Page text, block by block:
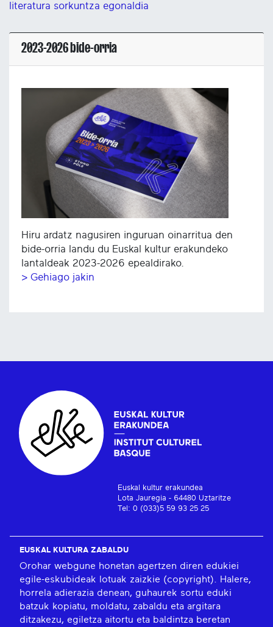
literatura sorkuntza egonaldia
2023-2026 bide-orria
Hiru ardatz nagusiren inguruan oinarritua den
bide-orria landu du Euskal kultur erakundeko
lantaldeak 2023-2026 epealdirako.
> Gehiago jakin
Euskal kultur erakundea
Lota Jauregia - 64480 Uztaritze
Tel: 0 (033)5 59 93 25 25
EUSKAL KULTURA ZABALDU
Orohar webgune honetan agertzen diren edukiei
egile-eskubideak lotuak zaizkie (copyright). Halere,
horrela adierazia denean, guhaurek sortu eduki
batzuk kopiatu, moldatu, zabaldu eta argitara
ditzakezu, egiletza aitortu eta baldintza beretan